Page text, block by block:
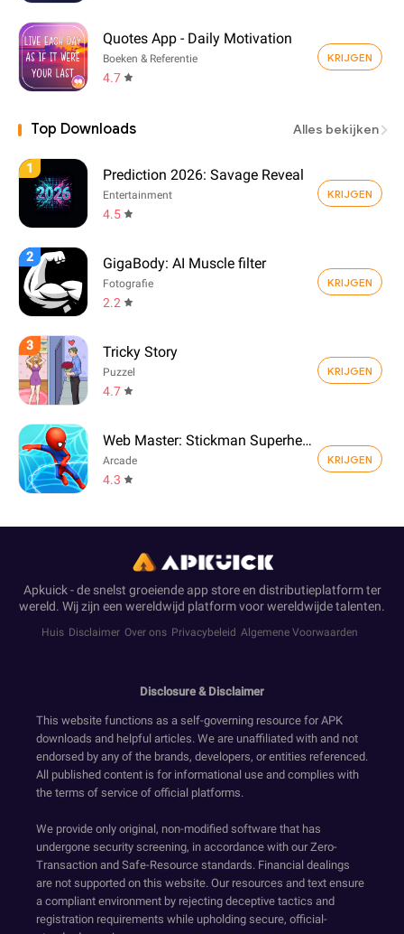
Quotes App - Daily Motivation
Boeken & Referentie
4.7
KRIJGEN
Top Downloads Alles bekijken
1 Prediction 2026: Savage Reveal
Entertainment
4.5
KRIJGEN
2 GigaBody: AI Muscle filter
Fotografie
2.2
KRIJGEN
3 Tricky Story
Puzzel
4.7
KRIJGEN
Web Master: Stickman Superhero
Arcade
4.3
KRIJGEN
Apkuick - de snelst groeiende app store en distributieplatform ter
wereld. Wij zijn een wereldwijd platform voor wereldwijde talenten.
Huis Disclaimer Over ons Privacybeleid Algemene Voorwaarden
Disclosure & Disclaimer
This website functions as a self-governing resource for APK
downloads and helpful articles. We are unaffiliated with and not
endorsed by any of the brands, developers, or entities referenced.
All published content is for informational use and complies with
the terms of service of official platforms.
We provide only original, non-modified software that has
undergone security screening, in accordance with our Zero-
Transaction and Safe-Resource standards. Financial dealings
are not supported on this website. Our resources and text ensure
a compliant environment by rejecting deceptive tactics and
registration requirements while upholding secure, official-